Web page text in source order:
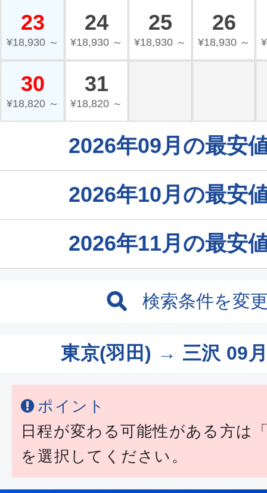
23
¥18,930 ～
24
¥18,930 ～
25
¥18,930 ～
26
¥18,930 ～
30
¥18,820 ～
31
¥18,820 ～
2026年09月の最安
2026年10月の最安
2026年11月の最安
検索条件を変
東京(羽田) → 三沢 09
ポイント
日程が変わる可能性がある方は
を選択してください。